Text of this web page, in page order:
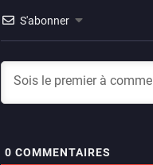
S'abonner
0 COMMENTAIRES